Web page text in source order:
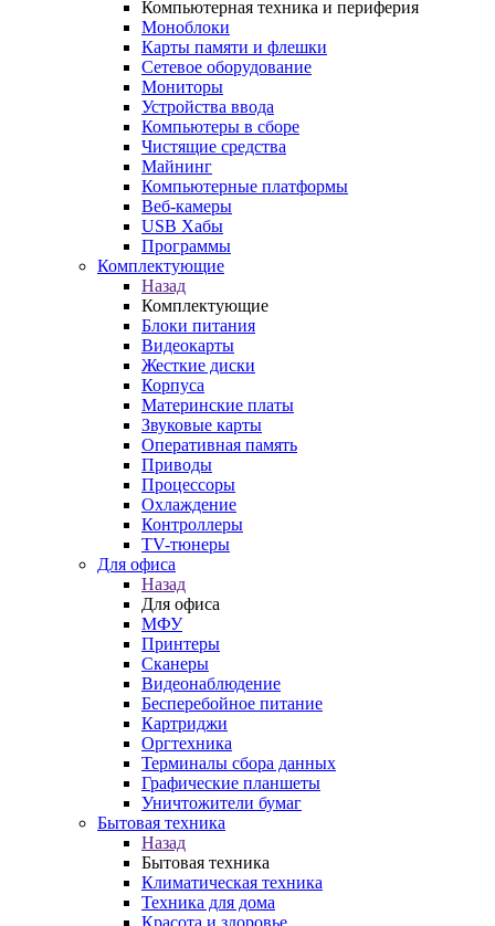
Компьютерная техника и периферия
Моноблоки
Карты памяти и флешки
Сетевое оборудование
Мониторы
Устройства ввода
Компьютеры в сборе
Чистящие средства
Майнинг
Компьютерные платформы
Веб-камеры
USB Хабы
Программы
Комплектующие
Назад
Комплектующие
Блоки питания
Видеокарты
Жесткие диски
Корпуса
Материнские платы
Звуковые карты
Оперативная память
Приводы
Процессоры
Охлаждение
Контроллеры
TV-тюнеры
Для офиса
Назад
Для офиса
МФУ
Принтеры
Сканеры
Видеонаблюдение
Бесперебойное питание
Картриджи
Оргтехника
Терминалы сбора данных
Графические планшеты
Уничтожители бумаг
Бытовая техника
Назад
Бытовая техника
Климатическая техника
Техника для дома
Красота и здоровье